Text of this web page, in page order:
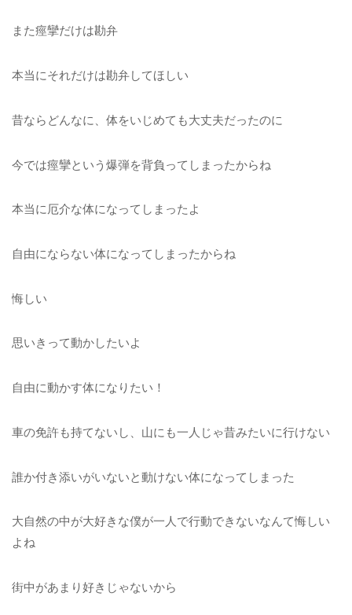
また痙攣だけは勘弁
本当にそれだけは勘弁してほしい
昔ならどんなに、体をいじめても大丈夫だったのに
今では痙攣という爆弾を背負ってしまったからね
本当に厄介な体になってしまったよ
自由にならない体になってしまったからね
悔しい
思いきって動かしたいよ
自由に動かす体になりたい！
車の免許も持てないし、山にも一人じゃ昔みたいに行けない
誰か付き添いがいないと動けない体になってしまった
大自然の中が大好きな僕が一人で行動できないなんて悔しい
よね
街中があまり好きじゃないから